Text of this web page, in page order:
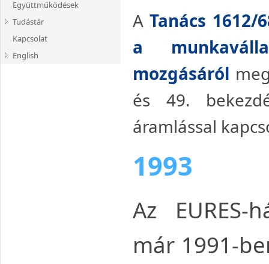
munkavállalóknak
PDU1 kiállítása
Együttműködések
Tudástár
Kiadványaink
Országinfók
Kapcsolat
English
ATanács 1612/
a
mozgásáról
és 49.
áramlással
1993
Az
már 1991-